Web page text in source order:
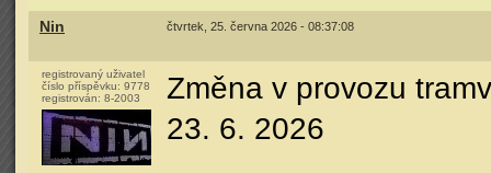
Nin čtvrtek, 25. června 2026 - 08:37:08
registrovaný uživatel
číslo příspěvku: 9778
registrován: 8-2003
Změna v provozu
23. 6. 2026